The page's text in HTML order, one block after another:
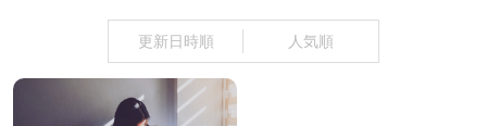
更新日時順 人気順